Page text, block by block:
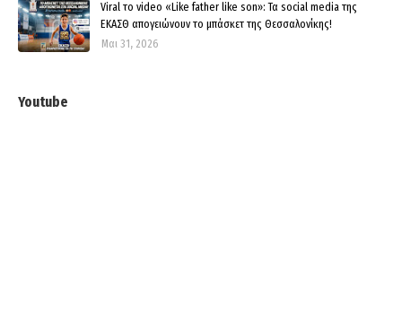
Viral το video «Like father like son»: Τα social media της
ΕΚΑΣΘ απογειώνουν το μπάσκετ της Θεσσαλονίκης!
Μαι 31, 2026
Youtube